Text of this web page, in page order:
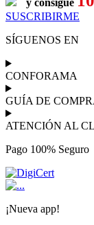
y consigue
SUSCRIBIRME
SÍGUENOS EN
CONFORAMA
GUÍA DE
ATENCIÓN AL
Pago 100% Seguro
¡Nueva app!